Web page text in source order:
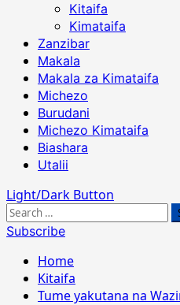
Kitaifa
Kimataifa
Zanzibar
Makala
Makala za Kimataifa
Michezo
Burudani
Michezo Kimataifa
Biashara
Utalii
Light/Dark Button
Search
for:
Subscribe
Home
Kitaifa
Tume yakutana na